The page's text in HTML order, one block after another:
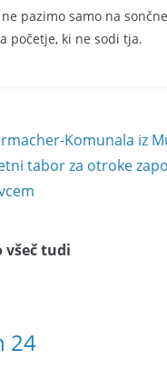
pazimo samo na
početje, ki ne sodi tja.
Komunala iz
tabor za otroke
všeč tudi
24